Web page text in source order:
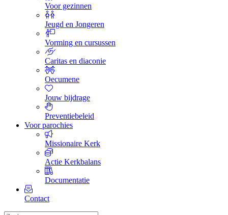
Voor gezinnen
Jeugd en Jongeren
Vorming en cursussen
Caritas en diaconie
Oecumene
Jouw bijdrage
Preventiebeleid
Voor parochies
Missionaire Kerk
Actie Kerkbalans
Documentatie
Contact